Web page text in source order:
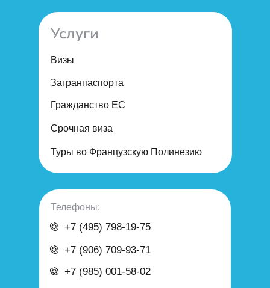
Услуги
+7 (906) 709-93-71
+7 (495) 798-19-75
+7 (985) 001-58-02
Телефоны:
Срочная виза
Гражданство ЕС
Загранпаспорта
Туры во Французскую Полинезию
Визы